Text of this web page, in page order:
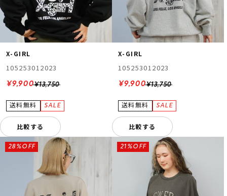
X-GIRL
105253012023
¥13,750
¥9,900
比較する
X-GIRL
105253012023
¥13,750
¥9,900
比較する
28%OFF 21%OFF